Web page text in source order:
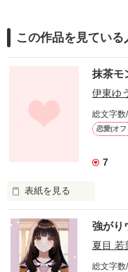
この作品を見ている
抹茶モ
伊東ゆ
総文字
恋愛(オ
7
表紙を見る
「君は強い女だから」
強がり
夏目 若
総文字数